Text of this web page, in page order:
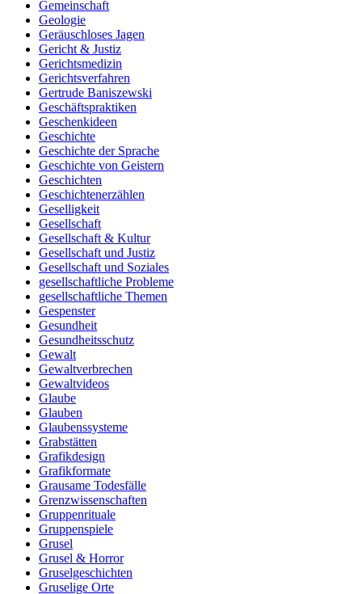
Gemeinschaft
Geologie
Geräuschloses Jagen
Gericht & Justiz
Gerichtsmedizin
Gerichtsverfahren
Gertrude Baniszewski
Geschäftspraktiken
Geschenkideen
Geschichte
Geschichte der Sprache
Geschichte von Geistern
Geschichten
Geschichtenerzählen
Geselligkeit
Gesellschaft
Gesellschaft & Kultur
Gesellschaft und Justiz
Gesellschaft und Soziales
gesellschaftliche Probleme
gesellschaftliche Themen
Gespenster
Gesundheit
Gesundheitsschutz
Gewalt
Gewaltverbrechen
Gewaltvideos
Glaube
Glauben
Glaubenssysteme
Grabstätten
Grafikdesign
Grafikformate
Grausame Todesfälle
Grenzwissenschaften
Gruppenrituale
Gruppenspiele
Grusel
Grusel & Horror
Gruselgeschichten
Gruselige Orte